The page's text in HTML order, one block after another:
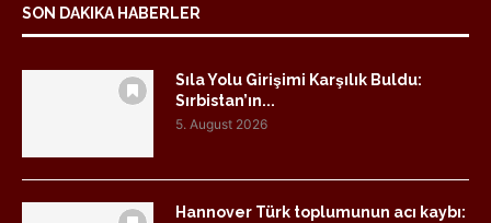
SON DAKIKA HABERLER
Sıla Yolu Girişimi Karşılık Buldu:
Sırbistan’ın...
5. August 2026
Hannover Türk toplumunun acı kaybı: